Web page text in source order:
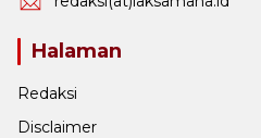
Halaman
Redaksi
Disclaimer